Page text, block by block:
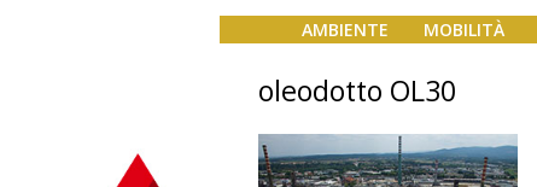
AMBIENTE MOBILITÀ
oleodotto OL30